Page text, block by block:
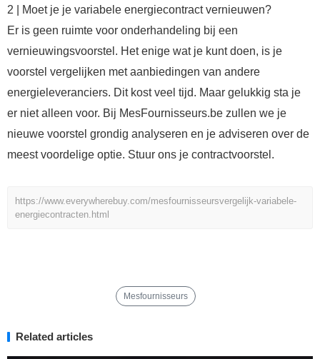
2 | Moet je je variabele energiecontract vernieuwen?
Er is geen ruimte voor onderhandeling bij een
vernieuwingsvoorstel. Het enige wat je kunt doen, is je
voorstel vergelijken met aanbiedingen van andere
energieleveranciers. Dit kost veel tijd. Maar gelukkig sta je
er niet alleen voor. Bij MesFournisseurs.be zullen we je
nieuwe voorstel grondig analyseren en je adviseren over de
meest voordelige optie. Stuur ons je contractvoorstel.
https://www.everywherebuy.com/mesfournisseursvergelijk-variabele-
energiecontracten.html
Mesfournisseurs
Related articles